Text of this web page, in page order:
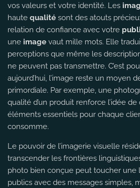
vos valeurs et votre identité. Les
haute qualité sont des atouts
relation de confiance avec votre
une image vaut mille mots. Elle
perceptions que même les
ne peuvent pas transmettre. C’est
aujourd’hui, l’image reste un moyen
primordiale. Par exemple, une
qualité d’un produit renforce l’idée
éléments essentiels pour chaque
consomme.
Le pouvoir de l’imagerie visuelle
transcender les frontières
photo bien conçue peut toucher une
publics avec des messages simples,